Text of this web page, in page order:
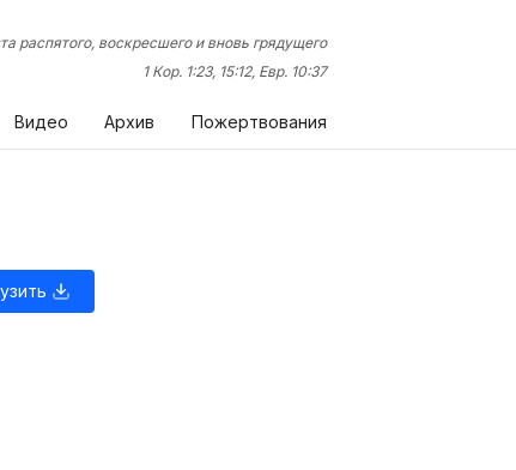
распятого, воскресшего и вновь грядущего
1 Кор. 1:23, 15:12, Евр. 10:37
Видео Архив Пожертвования